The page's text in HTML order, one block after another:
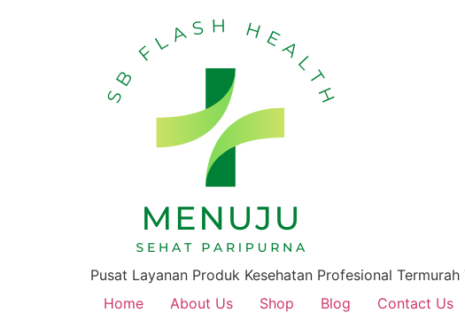
Pusat Layanan Produk Kesehatan Profesional
Home
About Us Shop Blog Contact Us